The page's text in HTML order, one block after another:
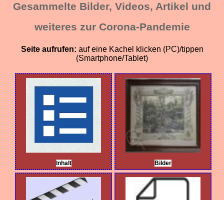
Gesammelte Bilder, Videos, Artikel und
weiteres zur Corona-Pandemie
Seite aufrufen: auf eine Kachel klicken (PC)/tippen
(Smartphone/Tablet)
Inhalt Bilder